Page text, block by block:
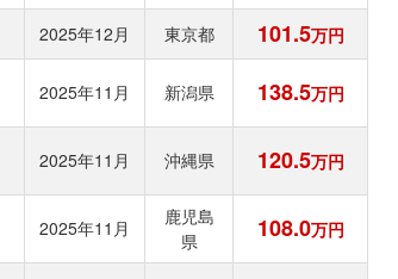
2025年12月 東京都 101.5万円
2025年11月 新潟県 138.5万円
2025年11月 沖縄県 120.5万円
2025年11月
鹿児島
県
108.0万円